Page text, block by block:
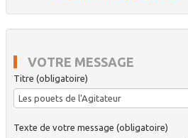
VOTRE MESSAGE
Titre (obligatoire)
Texte de votre message (obligatoire)